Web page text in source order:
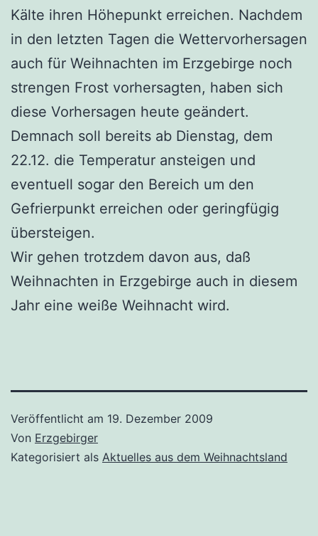
Kälte ihren Höhepunkt erreichen. Nachdem
in den letzten Tagen die Wettervorhersagen
auch für Weihnachten im Erzgebirge noch
strengen Frost vorhersagten, haben sich
diese Vorhersagen heute geändert.
Demnach soll bereits ab Dienstag, dem
22.12. die Temperatur ansteigen und
eventuell sogar den Bereich um den
Gefrierpunkt erreichen oder geringfügig
übersteigen.
Wir gehen trotzdem davon aus, daß
Weihnachten in Erzgebirge auch in diesem
Jahr eine weiße Weihnacht wird.
Veröffentlicht am 19. Dezember 2009
Von Erzgebirger
Kategorisiert als Aktuelles aus dem Weihnachtsland